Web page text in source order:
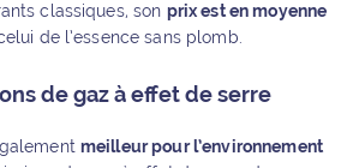
classiques, son prix est en moyenne
de l’essence sans plomb.
de gaz à effet de serre
meilleur pour l’environnement